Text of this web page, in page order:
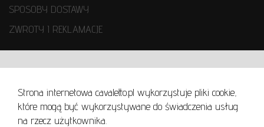
Strona internetowa cavaletto.pl wykorzystuje pliki cookie,
które mogą być wykorzystywane do świadczenia usług
na rzecz użytkownika.
SPOSOBY DOSTAWY
ZWROTY I REKLAMACJE
REGULAMIN
REGULAMIN AUKCJI